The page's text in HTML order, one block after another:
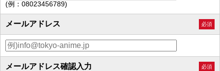
(例：08023456789)
メールアドレス 必須
メールアドレス確認入力 必須